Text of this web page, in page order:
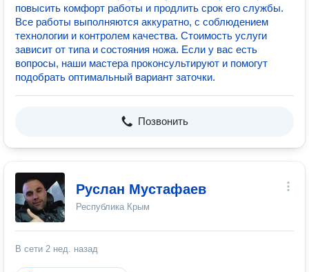
повысить комфорт работы и продлить срок его службы.
Все работы выполняются аккуратно, с соблюдением
технологии и контролем качества. Стоимость услуги
зависит от типа и состояния ножа. Если у вас есть
вопросы, наши мастера проконсультируют и помогут
подобрать оптимальный вариант заточки.
Позвонить
Руслан Мустафаев
Республика Крым
В сети 2 нед. назад